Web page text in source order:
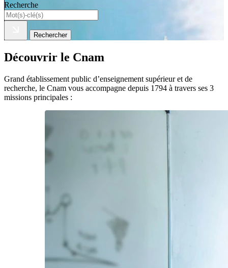
Recherche
Rechercher
Découvrir le Cnam
Grand établissement public d’enseignement supérieur et de
recherche, le Cnam vous accompagne depuis 1794 à travers ses 3
missions principales :